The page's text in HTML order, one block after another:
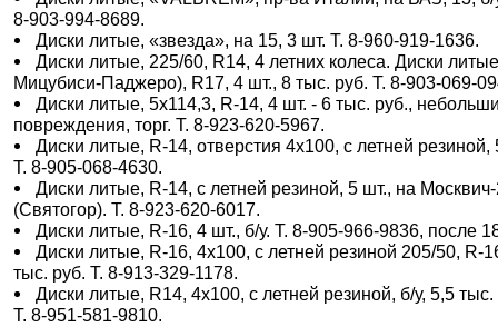
8-903-994-8689.
Диски литые, «звезда», на 15, 3 шт. Т. 8-960-919-1636.
Диски литые, 225/60, R14, 4 летних колеса. Диски
Мицубиси-Паджеро), R17, 4 шт., 8 тыс. руб. Т. 8-903-069-
Диски литые, 5х114,3, R-14, 4 шт. - 6 тыс. руб.,
повреждения, торг. Т. 8-923-620-5967.
Диски литые, R-14, отверстия 4х100, с летней резиной,
Т. 8-905-068-4630.
Диски литые, R-14, с летней резиной, 5 шт., на
(Святогор). Т. 8-923-620-6017.
Диски литые, R-16, 4 шт., б/у. Т. 8-905-966-9836, после
Диски литые, R-16, 4х100, с летней резиной 205/50, R-
тыс. руб. Т. 8-913-329-1178.
Диски литые, R14, 4x100, с летней резиной, б/у, 5,5 тыс.
Т. 8-951-581-9810.